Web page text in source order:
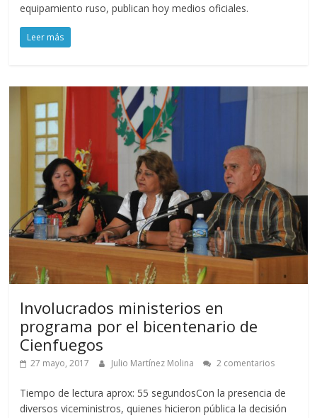
equipamiento ruso, publican hoy medios oficiales.
Leer más
Involucrados ministerios en
programa por el bicentenario de
Cienfuegos
27 mayo, 2017 Julio Martínez Molina 2 comentarios
Tiempo de lectura aprox: 55 segundosCon la presencia de
diversos viceministros, quienes hicieron pública la decisión